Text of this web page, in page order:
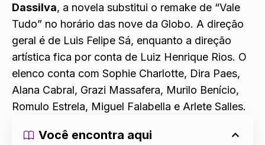
Dassilva, a novela substitui o remake de “Vale
Tudo” no horário das nove da Globo. A direção
geral é de Luis Felipe Sá, enquanto a direção
artística fica por conta de Luiz Henrique Rios. O
elenco conta com Sophie Charlotte, Dira Paes,
Alana Cabral, Grazi Massafera, Murilo Benício,
Romulo Estrela, Miguel Falabella e Arlete Salles.
Você encontra aqui